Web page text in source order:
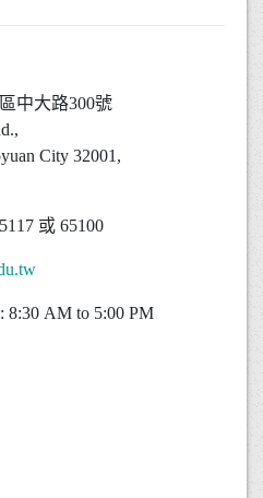
中大路300號
City 32001,
或 65100
8:30 AM to 5:00 PM